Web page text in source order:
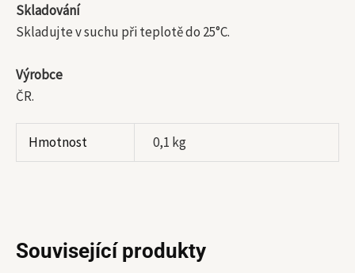
Skladování
Skladujte v suchu při teplotě do 25°C.
Výrobce
ČR.
Hmotnost 0,1 kg
Související produkty